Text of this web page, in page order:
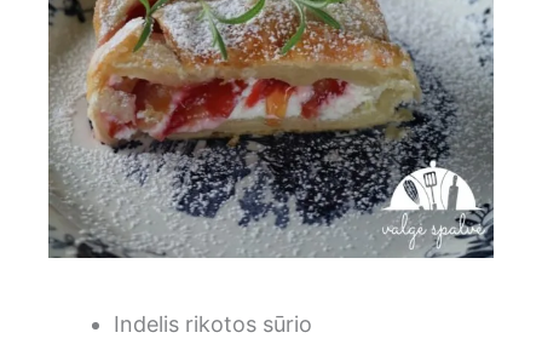
Indelis rikotos sūrio